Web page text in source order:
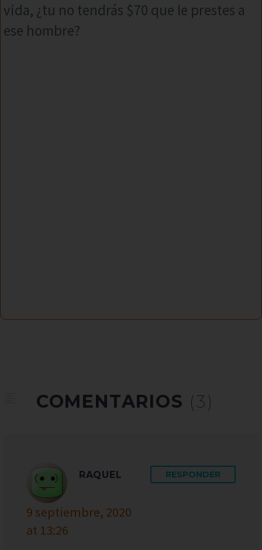
vida, ¿tu no tendrás $70 que le prestes a
ese hombre?
COMENTARIOS (3)
RAQUEL
9 septiembre, 2020
at 13:26
RESPONDER